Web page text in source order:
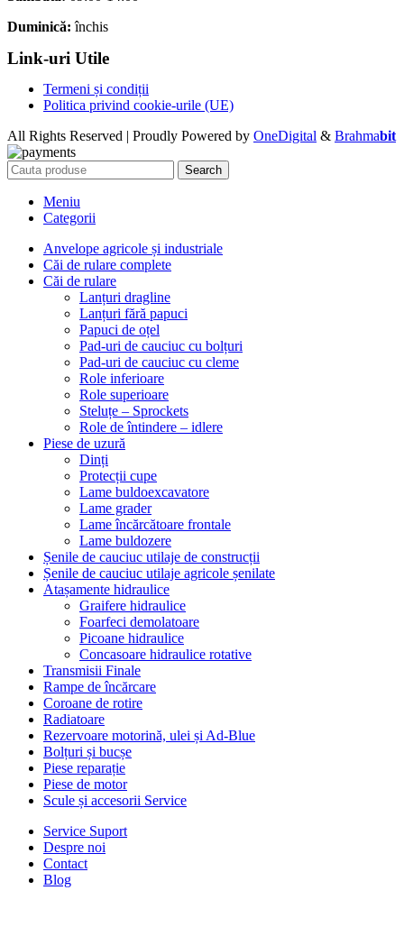
Duminică: închis
Link-uri Utile
Termeni și condiții
Politica privind cookie-urile (UE)
All Rights Reserved | Proudly Powered by OneDigital & Brahmabit
Search
Meniu
Categorii
Anvelope agricole și industriale
Căi de rulare complete
Căi de rulare
Lanțuri dragline
Lanțuri fără papuci
Papuci de oțel
Pad-uri de cauciuc cu bolțuri
Pad-uri de cauciuc cu cleme
Role inferioare
Role superioare
Steluțe – Sprockets
Role de întindere – idlere
Piese de uzură
Dinți
Protecții cupe
Lame buldoexcavatore
Lame grader
Lame încărcătoare frontale
Lame buldozere
Șenile de cauciuc utilaje de construcții
Șenile de cauciuc utilaje agricole șenilate
Atașamente hidraulice
Graifere hidraulice
Foarfeci demolatoare
Picoane hidraulice
Concasoare hidraulice rotative
Transmisii Finale
Rampe de încărcare
Coroane de rotire
Radiatoare
Rezervoare motorină, ulei și Ad-Blue
Bolțuri și bucșe
Piese reparație
Piese de motor
Scule și accesorii Service
Service Suport
Despre noi
Contact
Blog